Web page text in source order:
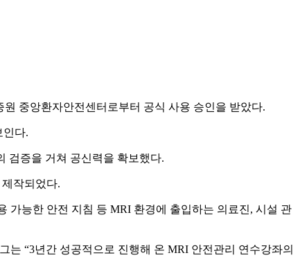
중앙환자안전센터로부터 공식 사용 승인을 받았다.
인다.
검증을 거쳐 공신력을 확보했다.
작되었다.
능한 안전 지침 등 MRI 환경에 출입하는 의료진, 시설 관
“3년간 성공적으로 진행해 온 MRI 안전관리 연수강좌의